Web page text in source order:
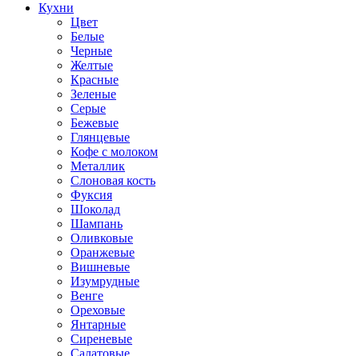
Кухни
Цвет
Белые
Черные
Желтые
Красные
Зеленые
Серые
Бежевые
Глянцевые
Кофе с молоком
Металлик
Слоновая кость
Фуксия
Шоколад
Шампань
Оливковые
Оранжевые
Вишневые
Изумрудные
Венге
Ореховые
Янтарные
Сиреневые
Салатовые